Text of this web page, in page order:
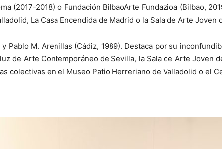
(2017-2018) o Fundación BilbaoArte Fundazioa (Bilbao,
La Casa Encendida de Madrid o la Sala de Arte Joven
Pablo M. Arenillas (Cádiz, 1989). Destaca por su
de Arte Contemporáneo de Sevilla, la Sala de Arte Joven
colectivas en el Museo Patio Herreriano de Valladolid o el